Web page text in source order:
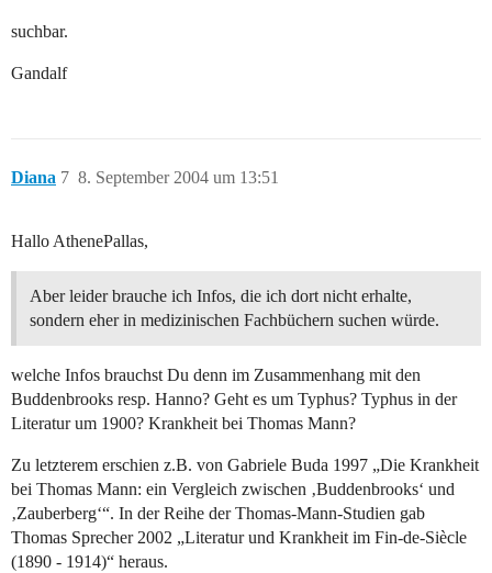
suchbar.
Gandalf
Diana 8. September 2004 um 13:51
7
Hallo AthenePallas,
Aber leider brauche ich Infos, die ich dort nicht erhalte,
sondern eher in medizinischen Fachbüchern suchen würde.
welche Infos brauchst Du denn im Zusammenhang mit den
Buddenbrooks resp. Hanno? Geht es um Typhus? Typhus in der
Literatur um 1900? Krankheit bei Thomas Mann?
Zu letzterem erschien z.B. von Gabriele Buda 1997 „Die Krankheit
bei Thomas Mann: ein Vergleich zwischen ‚Buddenbrooks‘ und
‚Zauberberg‘“. In der Reihe der Thomas-Mann-Studien gab
Thomas Sprecher 2002 „Literatur und Krankheit im Fin-de-Siècle
(1890 - 1914)“ heraus.